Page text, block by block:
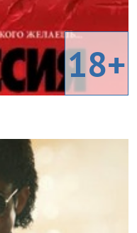
18+